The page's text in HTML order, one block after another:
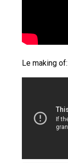
Lemaking of: